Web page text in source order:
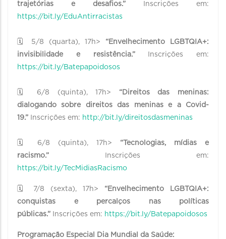
trajetórias e desafios.” Inscrições em:
https://bit.ly/EduAntirracistas
🗓 5/8 (quarta), 17h> “Envelhecimento LGBTQIA+:
invisibilidade e resistência.”Inscrições em:
https://bit.ly/Batepapoidosos
🗓 6/8 (quinta), 17h> “Direitos das meninas:
dialogando sobre direitos das meninas e a Covid-
19.” Inscrições em: http://bit.ly/direitosdasmeninas
🗓 6/8 (quinta), 17h> “Tecnologias, mídias e
racismo.” Inscrições em:
https://bit.ly/TecMidiasRacismo
🗓 7/8 (sexta), 17h> “Envelhecimento LGBTQIA+:
conquistas e percalços nas políticas
públicas.” Inscrições em: https://bit.ly/Batepapoidosos
Programação Especial Dia Mundial da Saúde: